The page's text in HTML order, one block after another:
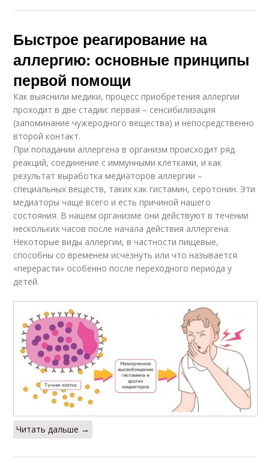
Быстрое реагирование на
аллергию: основные принципы
первой помощи
Как выяснили медики, процесс приобретения аллергии
проходит в две стадии: первая – сенсибилизация
(запоминание чужеродного вещества) и непосредственно
второй контакт.
При попадании аллергена в организм происходит ряд
реакций, соединение с иммунными клетками, и как
результат выработка медиаторов аллергии –
специальных веществ, таких как гистамин, серотонин. Эти
медиаторы чаще всего и есть причиной нашего
состояния. В нашем организме они действуют в течении
нескольких часов после начала действия аллергена.
Некоторые виды аллергии, в частности пищевые,
способны со временем исчезнуть или что называется
«перерасти» особенно после переходного периода у
детей.
Читать дальше →